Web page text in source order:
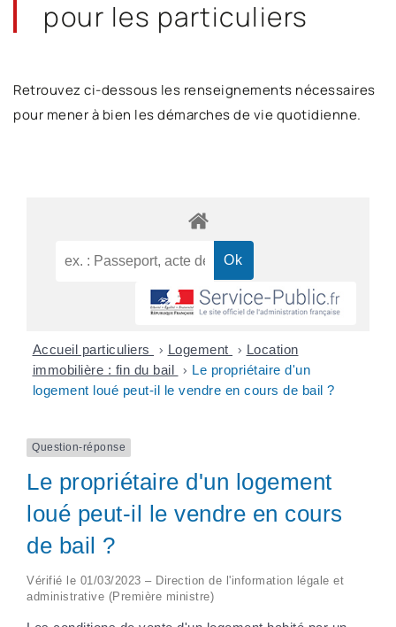
pour les particuliers
Retrouvez ci-dessous les renseignements nécessaires
pour mener à bien les démarches de vie quotidienne.
Accueil particuliers > Logement > Location
immobilière : fin du bail > Le propriétaire d'un
logement loué peut-il le vendre en cours de bail ?
Question-réponse
Le propriétaire d'un logement
loué peut-il le vendre en cours
de bail ?
Vérifié le 01/03/2023 – Direction de l'information légale et
administrative (Première ministre)